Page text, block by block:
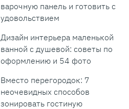
варочную панель и готовить с
удовольствием
Дизайн интерьера маленькой
ванной с душевой: советы по
оформлению и 54 фото
Вместо перегородок: 7
неочевидных способов
зонировать гостиную